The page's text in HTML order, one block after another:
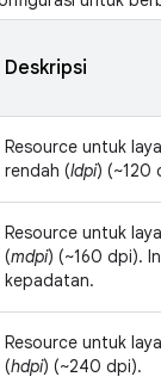
Deskripsi
Resource untuk
rendah (ldpi) (~120
Resource untuk
(mdpi) (~160 dpi).
kepadatan.
Resource untuk
(hdpi) (~240 dpi).